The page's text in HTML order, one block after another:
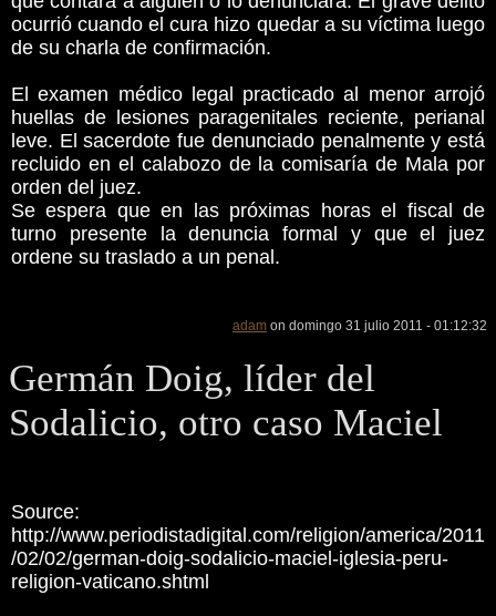
ocurrió cuando el cura hizo quedar a su víctima luego
de su charla de confirmación.
El examen médico legal practicado al menor arrojó
huellas de lesiones paragenitales reciente, perianal
leve. El sacerdote fue denunciado penalmente y está
recluido en el calabozo de la comisaría de Mala por
orden del juez.
Se espera que en las próximas horas el fiscal de
turno presente la denuncia formal y que el juez
ordene su traslado a un penal.
adam on domingo 31 julio 2011 - 01:12:32
Germán Doig, líder del
Sodalicio, otro caso Maciel
Source:
http://www.periodistadigital.com/religion/america/2011
/02/02/german-doig-sodalicio-maciel-iglesia-peru-
religion-vaticano.shtml